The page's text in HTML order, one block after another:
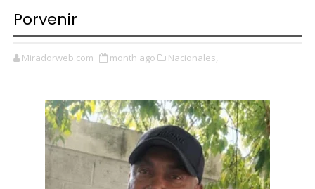
Porvenir
Miradorweb.com month ago Nacionales,